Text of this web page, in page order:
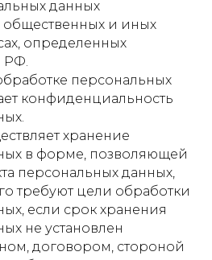
данных
общественных и иных
определенных
РФ.
персональных
конфиденциальность
хранение
в форме, позволяющей
персональных данных,
требуют цели обработки
если срок хранения
не установлен
договором, стороной